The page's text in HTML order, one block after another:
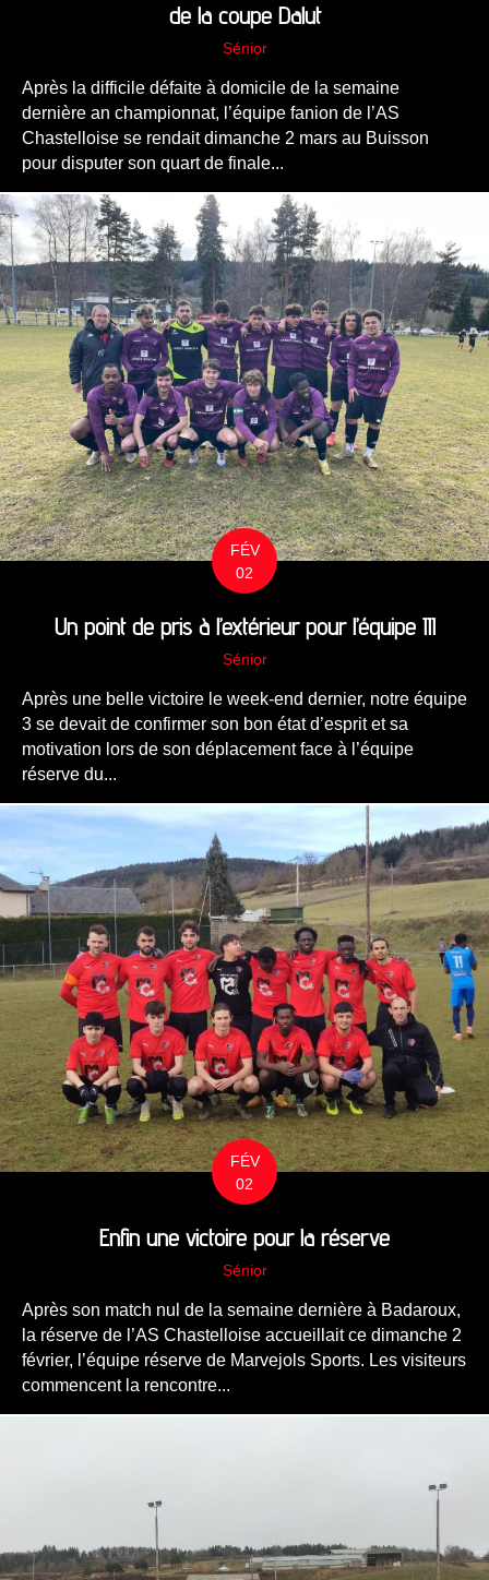
de la coupe Dalut
Sénior
Après la difficile défaite à domicile de la semaine
dernière an championnat, l’équipe fanion de l’AS
Chastelloise se rendait dimanche 2 mars au Buisson
pour disputer son quart de finale...
FÉV
02
Un point de pris à l’extérieur pour l’équipe III
Sénior
Après une belle victoire le week-end dernier, notre équipe
3 se devait de confirmer son bon état d’esprit et sa
motivation lors de son déplacement face à l’équipe
réserve du...
FÉV
02
Enfin une victoire pour la réserve
Sénior
Après son match nul de la semaine dernière à Badaroux,
la réserve de l’AS Chastelloise accueillait ce dimanche 2
février, l’équipe réserve de Marvejols Sports. Les visiteurs
commencent la rencontre...